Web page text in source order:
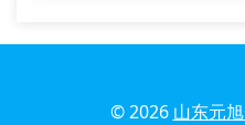
© 2026 山东元